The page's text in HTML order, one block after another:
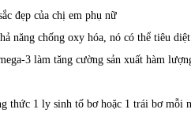
đẹp của chị em phụ nữ
năng chống oxy hóa, nó có thể tiêu
3 làm tăng cường sản xuất hàm
thức 1 ly sinh tố bơ hoặc 1 trái bơ mỗi